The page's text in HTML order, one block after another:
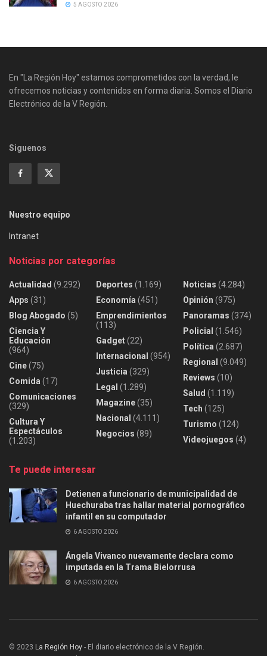
5 AGOSTO 2026
En "La Región Hoy" estamos comprometidos con la verdad, le
ofrecemos noticias y contenidos en forma diaria. Somos el Diario
Electrónico de la V Región.
Siguenos
Nuestro equipo
Intranet
Noticias por categorías
Actualidad (9.292)
Apps (31)
Blog Abogado (5)
Ciencia Y
Educación
(964)
Cine(75)
Comida (17)
Comunicaciones
(329)
Cultura Y
Espectáculos
(1.203)
Deportes (1.169)
Economía (451)
Emprendimientos
(113)
Gadget(22)
Internacional (954)
Justicia (329)
Legal (1.289)
Magazine(35)
Nacional (4.111)
Negocios (89)
Noticias (4.284)
Opinión (975)
Panoramas (374)
Policial (1.546)
Política (2.687)
Regional (9.049)
Reviews (10)
Salud (1.119)
Tech (125)
Turismo (124)
Videojuegos (4)
Te puede interesar
Detienen a funcionario de municipalidad de
Huechuraba tras hallar material pornográfico
infantil en su computador
6 AGOSTO 2026
Ángela Vivanco nuevamente declara como
imputada en la Trama Bielorrusa
6 AGOSTO 2026
© 2023 La Región Hoy - El diario electrónico de la V Región.